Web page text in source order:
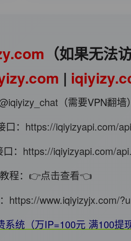
（如果无法
|
（需要VPN翻墙）
： https://iqiyizyapi.com/
： https://iqiyizyapi.com/
程： 👉点击查看👈
https://www.iqiyizyjx.com/
统（万IP=100元 满100提